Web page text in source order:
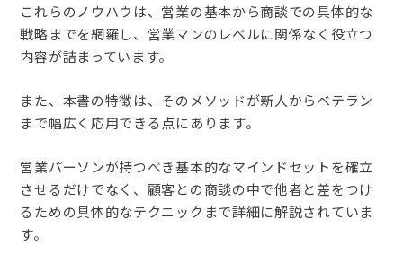
これらのノウハウは、営業の基本から商談での具体的な
戦略までを網羅し、営業マンのレベルに関係なく役立つ
内容が詰まっています。
また、本書の特徴は、そのメソッドが新人からベテラン
まで幅広く応用できる点にあります。
営業パーソンが持つべき基本的なマインドセットを確立
させるだけでなく、顧客との商談の中で他者と差をつけ
るための具体的なテクニックまで詳細に解説されていま
す。